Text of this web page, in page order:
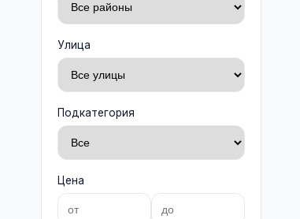
Улица
Подкатегория
Цена